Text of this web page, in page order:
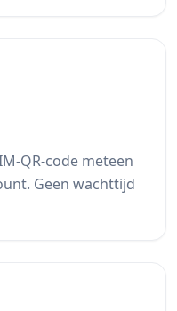
QR-code meteen
Geen wachttijd